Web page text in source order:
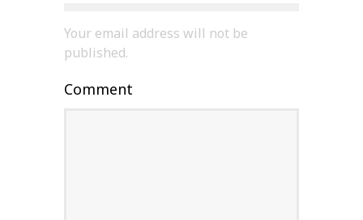
Your email address will not be
published.
Comment